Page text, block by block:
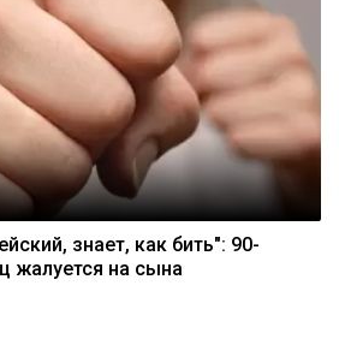
знает, как бить": 90-
жалуется на сына